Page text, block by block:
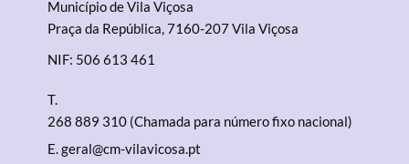
Município de Vila Viçosa
Praça da República, 7160-207 Vila Viçosa
NIF: 506 613 461
T.
268 889 310 (Chamada para número fixo nacional)
E.geral@cm-vilavicosa.pt